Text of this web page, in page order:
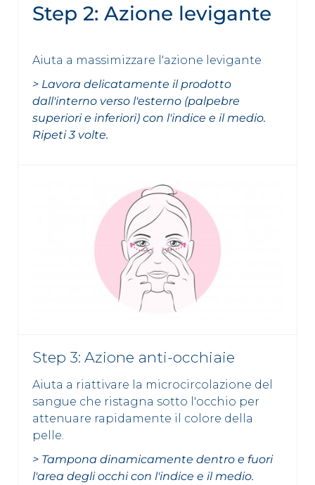
Step 2: Azione levigante
Aiuta a massimizzare l'azione levigante
> Lavora delicatamente il prodotto
dall'interno verso l'esterno (palpebre
superiori e inferiori) con l'indice e il medio.
Ripeti 3 volte.
Step 3: Azione anti-occhiaie
Aiuta a riattivare la microcircolazione del
sangue che ristagna sotto l'occhio per
attenuare rapidamente il colore della
pelle.
> Tampona dinamicamente dentro e fuori
l'area degli occhi con l'indice e il medio.